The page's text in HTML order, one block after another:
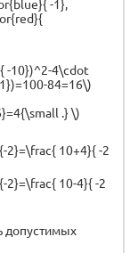
-1},
-10})^2-4\cdot
84=16\)
.} \)
10+4}{ -2
10-4}{ -2
допустимых